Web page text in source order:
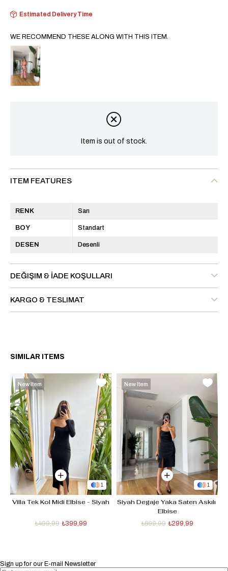
Estimated Delivery Time
WE RECOMMEND THESE ALONG WITH THIS ITEM.
Item is out of stock.
ITEM FEATURES
RENK Sarı
BOY Standart
DESEN Desenli
DEĞIŞIM & İADE KOŞULLARI
KARGO & TESLIMAT
SIMILAR ITEMS
1
Villa Tek Kol Midi Elbise - Siyah
₺399,99
₺499,99
New Item
1
Siyah Degaje Yaka Saten Askılı
Elbise
₺299,99
₺699,99
New Item
Sign up for our E-mail Newsletter